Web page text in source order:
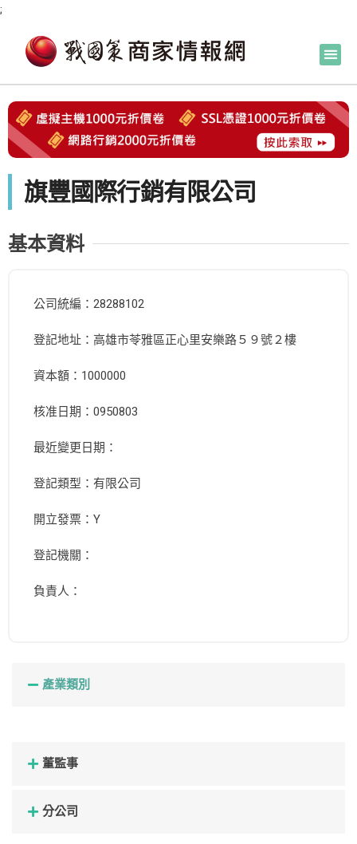
;
旗豐國際行銷有限公司
基本資料
公司統編：28288102
登記地址：高雄市苓雅區正心里安樂路５９號２樓
資本額：1000000
核准日期：0950803
最近變更日期：
登記類型：有限公司
開立發票：Y
登記機關：
負責人：
產業類別
董監事
分公司